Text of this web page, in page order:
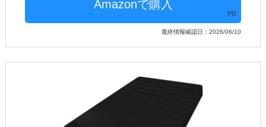
PR
最終情報確認日：2026/06/10